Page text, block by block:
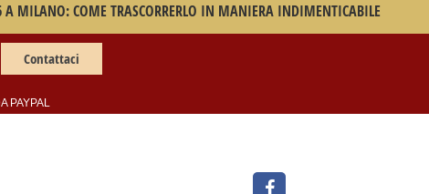
A MILANO: COME TRASCORRERLO IN MANIERA INDIMENTICABILE
Contattaci
PAYPAL